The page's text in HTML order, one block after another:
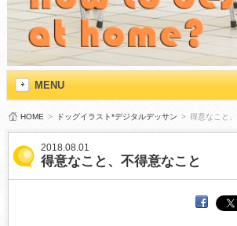
MENU
HOME > ドッグイラスト*デジタルデッサン > 得意なこと
2018.08.01
得意なこと、不得意なこと